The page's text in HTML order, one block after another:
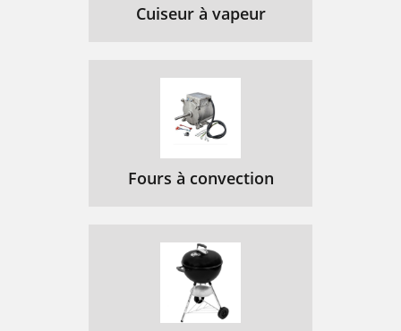
Cuiseur à vapeur
Fours à convection